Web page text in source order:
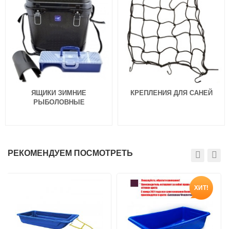
ЯЩИКИ ЗИМНИЕ
РЫБОЛОВНЫЕ
КРЕПЛЕНИЯ ДЛЯ САНЕЙ
РЕКОМЕНДУЕМ ПОСМОТРЕТЬ
ХИТ!